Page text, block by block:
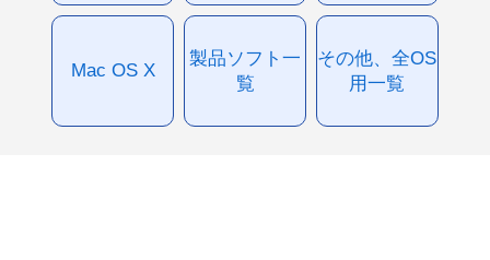
Mac OS X
製品ソフト一
覧
その他、全OS
用一覧